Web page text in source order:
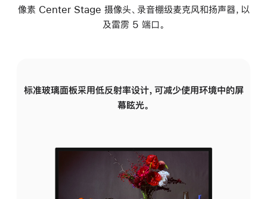
像素 Center Stage 摄像头、录音棚级麦克风和扬声器，以
及雷雳 5 端口。
标准玻璃面板采用低反射率设计，可减少使用环境中的屏
幕眩光。